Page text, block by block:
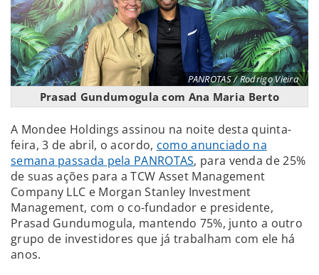
PANROTAS / Rodrigo Vieira
Prasad Gundumogula com Ana Maria Berto
A Mondee Holdings assinou na noite desta quinta-
feira, 3 de abril, o acordo, como anunciado na
semana passada pela PANROTAS, para venda de 25%
de suas ações para a TCW Asset Management
Company LLC e Morgan Stanley Investment
Management, com o co-fundador e presidente,
Prasad Gundumogula, mantendo 75%, junto a outro
grupo de investidores que já trabalham com ele há
anos.